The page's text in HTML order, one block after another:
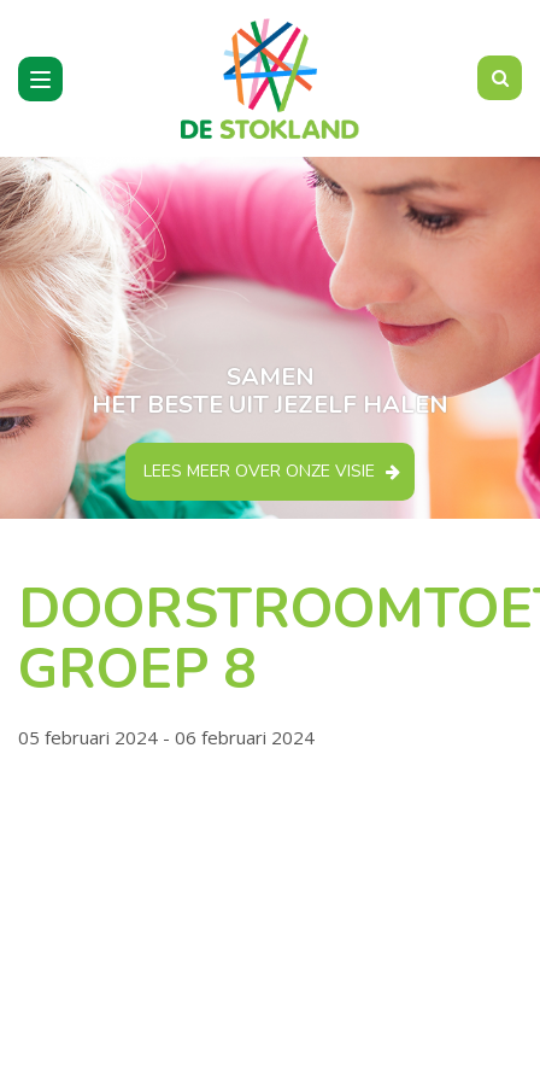
Toggle
navigation
SAMEN
HET BESTE UIT JEZELF HALEN
LEES MEER OVER ONZE VISIE
GROEP 8
05 februari 2024 - 06 februari 2024